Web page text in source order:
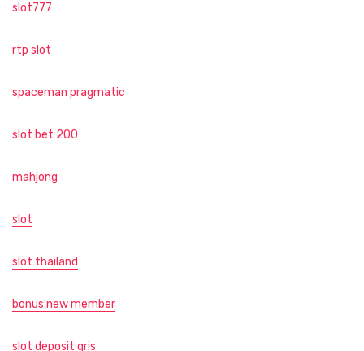
slot777
rtp slot
spaceman pragmatic
slot bet 200
mahjong
slot
slot thailand
bonus new member
slot deposit qris